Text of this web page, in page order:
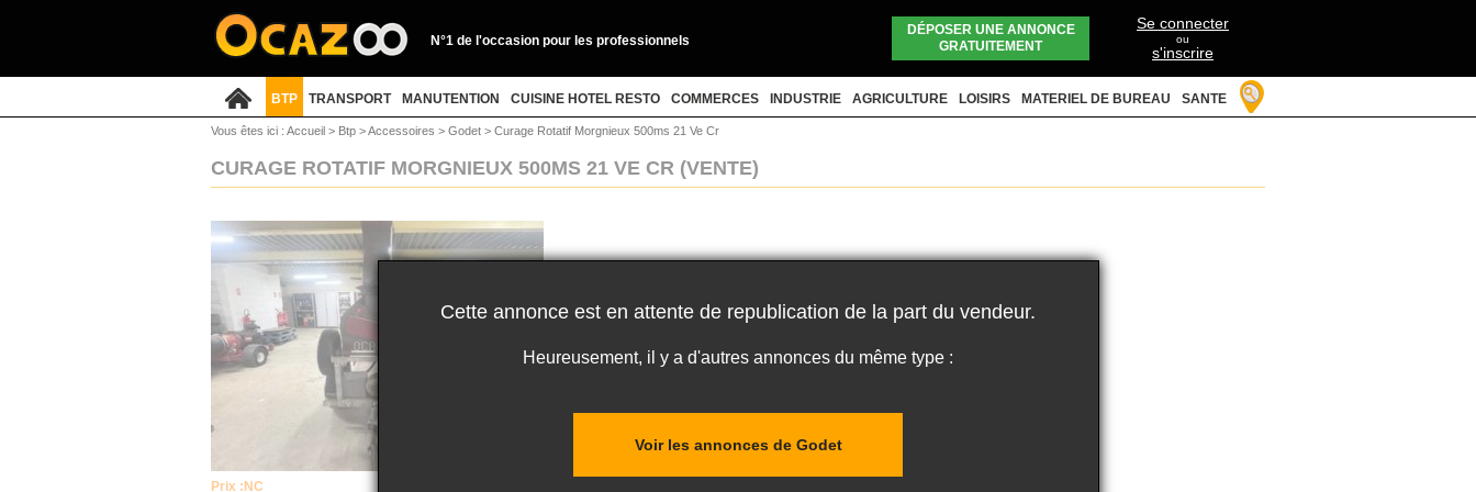
N°1 de l'occasion pour les professionnels
DÉPOSER UNE ANNONCE
GRATUITEMENT
Se connecter
ou
s'inscrire
BTP TRANSPORT MANUTENTION CUISINE HOTEL RESTO COMMERCES INDUSTRIE AGRICULTURE LOISIRS MATERIEL DE BUREAU SANTE
Vous êtes ici : Accueil > Btp >Accessoires > Godet > Curage Rotatif Morgnieux 500ms 21 Ve Cr
CURAGE ROTATIF MORGNIEUX 500MS 21 VE CR (VENTE)
Prix : NC
Cette annonce est en attente de republication de la part du vendeur.
Heureusement, il y a d'autres annonces du même type :
Voir les annonces de Godet